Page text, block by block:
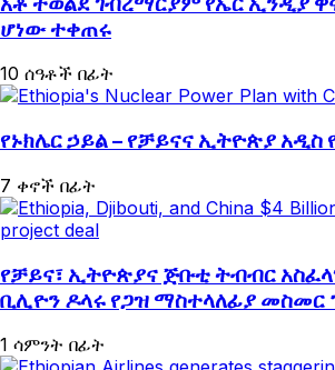
ሆነው ተቀጠሩ
10 ሰዓቶች በፊት
የኑክሌር ኃይል – የቻይናና ኢትዮጵያ
7 ቀኖች በፊት
የቻይና፣ ኢትዮጵያና ጅቡቲ ትብብር
ቢሊዮን ዶላሩ የጋዝ ማስተላለፊያ መስመር
1 ሳምንት በፊት